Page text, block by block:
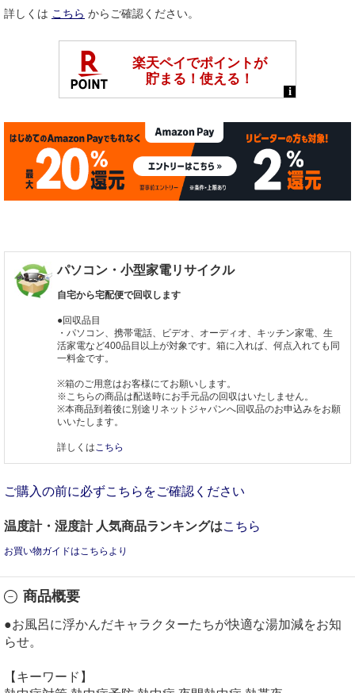
詳しくは こちら からご確認ください。
パソコン・小型家電リサイクル
自宅から宅配便で回収します
●回収品目
・パソコン、携帯電話、ビデオ、オーディオ、キッチン家電、生
活家電など400品目以上が対象です。箱に入れば、何点入れても同
一料金です。
※箱のご用意はお客様にてお願いします。
※こちらの商品は配送時にお手元品の回収はいたしません。
※本商品到着後に別途リネットジャパンへ回収品のお申込みをお願
いいたします。
詳しくは こちら
ご購入の前に必ずこちらをご確認ください
温度計・湿度計 人気商品ランキングはこちら
お買い物ガイドはこちらより
商品概要
●お風呂に浮かんだキャラクターたちが快適な湯加減をお知
らせ。
【キーワード】